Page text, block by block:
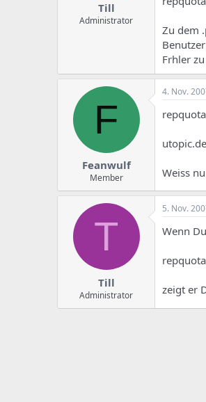
Till
Administrator
Zu dem
Frhler
F
Feanwulf
Member
4. Nov.
Weiss
T
Till
Administrator
5. Nov.
Wenn
zeigt er